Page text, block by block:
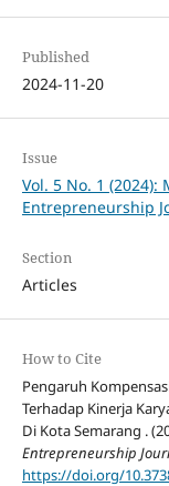
Published
2024-11-20
Issue
Vol. 5 No. 1
Entrepreneurship
Section
Articles
How to Cite
Pengaruh
Terhadap Kinerja
Di Kota Semarang .
Entrepreneurship
https://doi.org/